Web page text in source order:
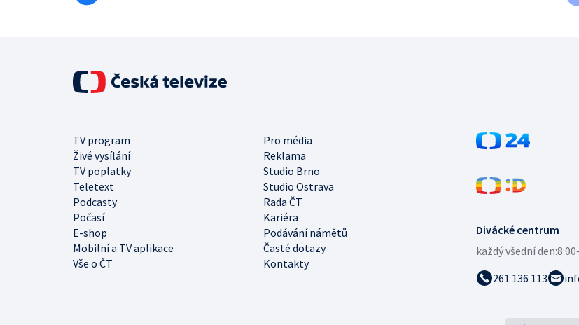
Divácké centrum
každý všední den:
261 136 113
TV program
Pro média
Živé vysílání
Reklama
TV poplatky
Studio Brno
Teletext
Studio Ostrava
Podcasty
Rada ČT
Počasí
Kariéra
E-shop
Podávání námětů
Mobilní a TV aplikace
Časté dotazy
Vše o ČT
Kontakty